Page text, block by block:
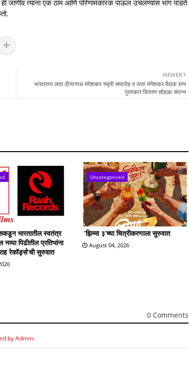
जाणीव त्यांना एक ठाम आणि परिणामकारक पाऊल उचलण्यास भाग पाडते
NEWER
भारतरत्न लता दीनानाथ मंगेशकर स्मृती समारोह व लता मंगेशकर वैद्यक रत्न
पुरस्कार वितरण सोहळा संपन्न
भारतातील स्वतंत्र
नव्या पिढीतील प्रतिभांना
रेकॉर्ड्स’ची सुरुवात
Uncategorized
‘झिम्मा ३’च्या चित्रीकरणाला सुरुवात
August 04, 2026
0 Comments
by Admin.